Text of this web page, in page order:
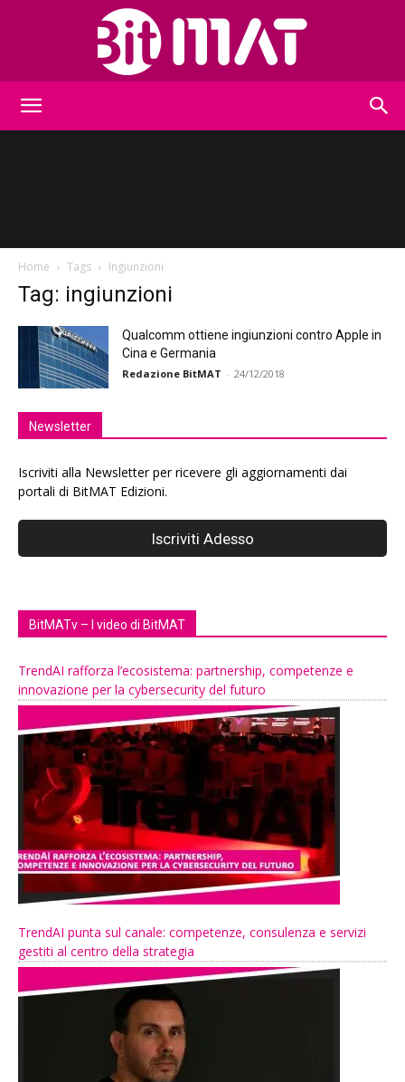
Home Tags Ingiunzioni
Tag: ingiunzioni
Qualcomm ottiene ingiunzioni contro Apple in
Cina e Germania
Redazione BitMAT - 24/12/2018
Newsletter
Iscriviti alla Newsletter per ricevere gli aggiornamenti dai
portali di BitMAT Edizioni.
BitMATv – I video di BitMAT
TrendAI rafforza l’ecosistema: partnership, competenze e
innovazione per la cybersecurity del futuro
TrendAI punta sul canale: competenze, consulenza e servizi
gestiti al centro della strategia